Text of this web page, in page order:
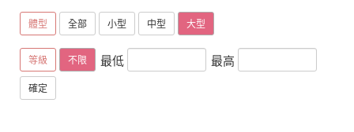
體型 全部 小型 中型 大型
等級 不限 最低 最高
確定